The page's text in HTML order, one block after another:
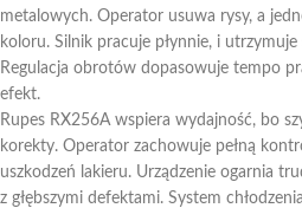
metalowych. Operator usuwa rysy, a
koloru. Silnik pracuje płynnie, i
Regulacja obrotów dopasowuje tempo
efekt.
Rupes RX256A wspiera wydajność, bo
korekty. Operator zachowuje pełną
uszkodzeń lakieru. Urządzenie ogarnia
z głębszymi defektami. System